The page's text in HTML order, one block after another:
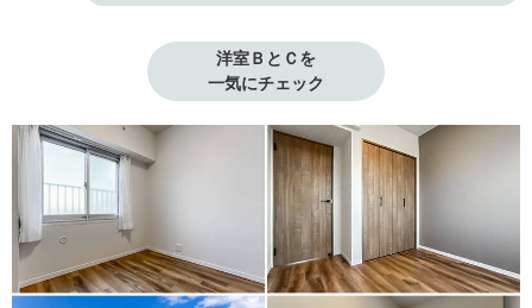
洋室ＢとＣを
一気にチェック